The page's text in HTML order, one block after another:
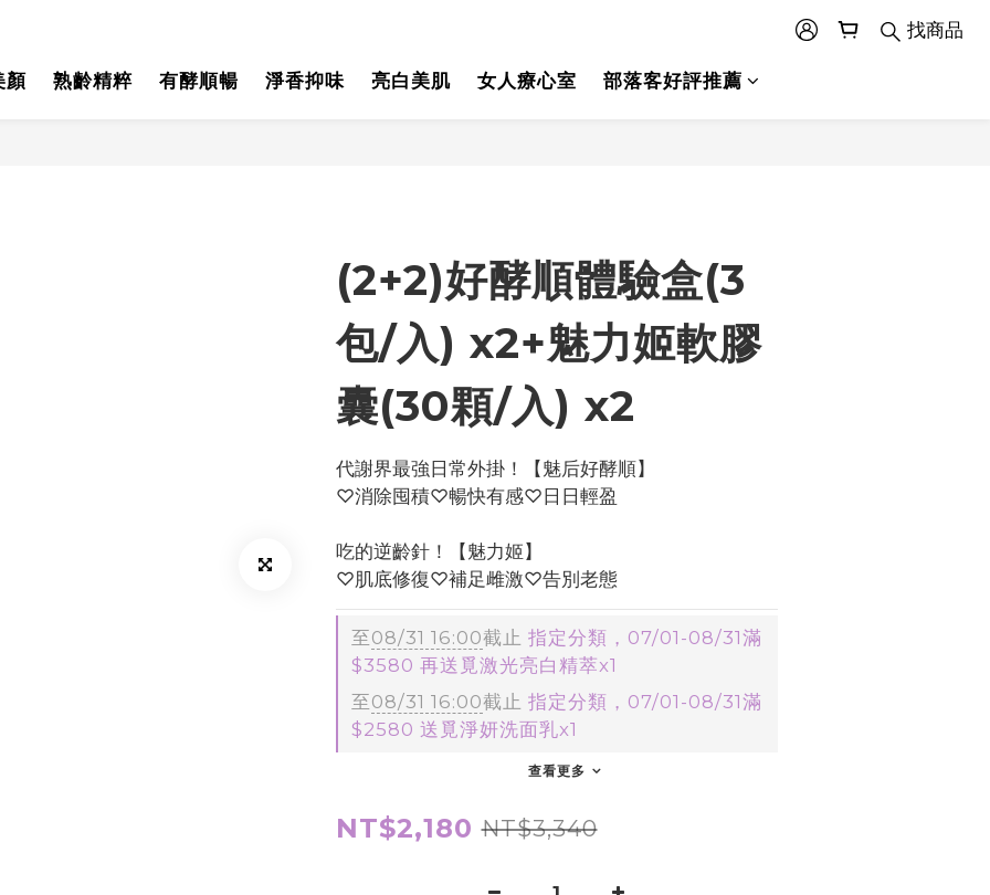
找商品
顏 熟齡精粹 有酵順暢 淨香抑味 亮白美肌 女人療心室 部落客好評推薦
(2+2)好酵順體驗盒(3
包/入) x2+魅力姬軟膠
囊(30顆/入) x2
代謝界最強日常外掛！【魅后好酵順】
♡消除囤積♡暢快有感♡日日輕盈
吃的逆齡針！【魅力姬】
♡肌底修復♡補足雌激♡告別老態
至08/31 16:00截止 指定分類，07/01-08/31滿
$3580 再送覓激光亮白精萃x1
至08/31 16:00截止 指定分類，07/01-08/31滿
$2580 送覓淨妍洗面乳x1
查看更多
NT$2,180 NT$3,340